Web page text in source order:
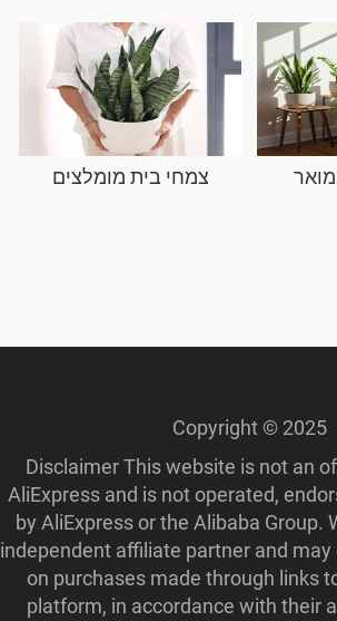
צמחי בית מומלצים
Copyright © 2025
Disclaimer This website is not an
AliExpress and is not operated,
by AliExpress or the Alibaba Group.
independent affiliate partner and
on purchases made through links
platform, in accordance with their